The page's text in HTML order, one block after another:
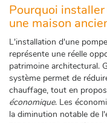
Pourquoi
une maison
L'installation d'une
représente une réelle
patrimoine architectural.
système permet de
chauffage, tout en
économique. Les
la diminution notable de